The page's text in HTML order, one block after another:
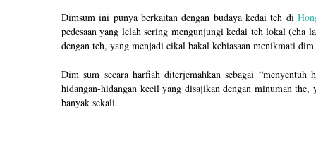
Dimsum ini punya berkaitan dengan budaya kedai teh di
pedesaan yang lelah sering mengunjungi kedai teh lokal
dengan teh, yang menjadi cikal bakal kebiasaan menikmati
Dim sum secara harfiah diterjemahkan sebagai
hidangan-hidangan kecil yang disajikan dengan minuman
banyak sekali.